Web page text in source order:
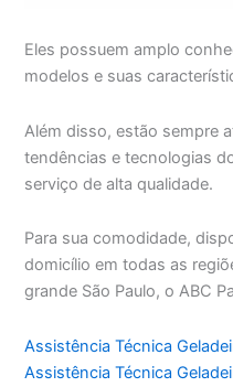
Eles possuem amplo
modelos e suas
Além disso, estão sempre
tendências e tecnologias
serviço de alta qualidade.
Para sua comodidade,
domicílio em todas as
grande São Paulo, o ABC
Assistência Técnica
Assistência Técnica